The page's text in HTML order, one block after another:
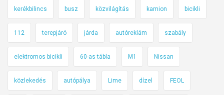
kerékbilincs busz közvilágítás kamion bicikli
112 terepjáró járda autóreklám szabály
elektromos bicikli 60-as tábla M1 Nissan
közlekedés autópálya Lime dízel FEOL